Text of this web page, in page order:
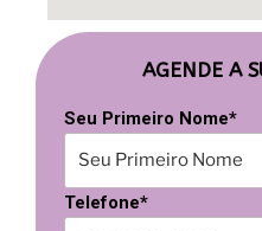
AGENDE A
Seu Primeiro Nome*
Telefone*